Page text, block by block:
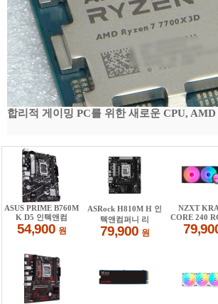
합리적 게이밍 PC를 위한 새로운 CPU,